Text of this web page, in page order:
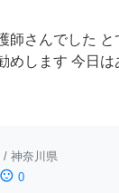
師さんでした と
めします 今日は
/ 神奈川県
sentiment_dissatisfied 0